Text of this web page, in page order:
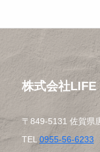
株式会社LIFE
〒849-5131 佐賀県
TEL0955-56-6233